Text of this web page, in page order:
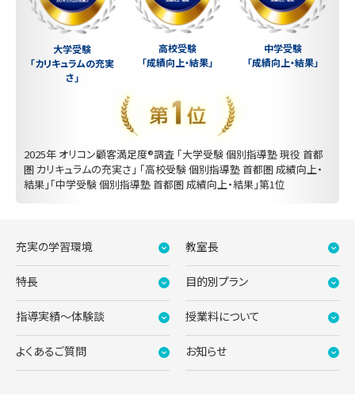
大学受験
「カリキュラムの充実
さ」
高校受験
「成績向上・結果」
中学受験
「成績向上・結果」
2025年 オリコン顧客満足度®調査 「大学受験 個別指導塾 現役 首都
圏 カリキュラムの充実さ」 「高校受験 個別指導塾 首都圏 成績向上・
結果」「中学受験 個別指導塾 首都圏 成績向上・結果」第1位
充実の学習環境 教室長
特長 目的別プラン
指導実績〜体験談 授業料について
よくあるご質問 お知らせ